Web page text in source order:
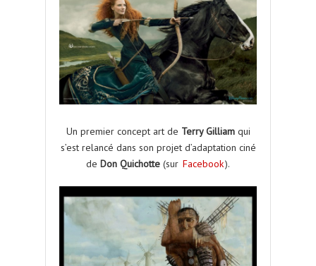
Un premier concept art de Terry Gilliamqui
s’est relancé dans son projet d’adaptation ciné
de Don Quichotte (sur Facebook).